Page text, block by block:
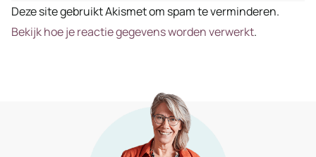
Deze site gebruikt Akismet om spam te verminderen.
Bekijk hoe je reactie gegevens worden verwerkt.